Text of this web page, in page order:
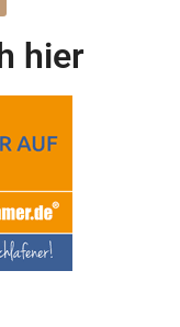
hier